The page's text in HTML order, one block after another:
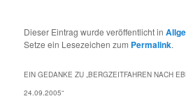
Dieser Eintrag wurde veröffentlicht in
Setze ein Lesezeichen zum Permalink.
EIN GEDANKE ZU „BERGZEITFAHREN NACH
24.09.2005“